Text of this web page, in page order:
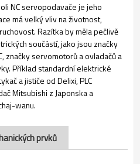
NC servopodavače je jeho
má velký vliv na životnost,
Razítka by měla pečlivě
součástí, jako jsou značky
značky servomotorů a ovladačů a
Příklad standardní elektrické
a jističe od Delixi, PLC
Mitsubishi z Japonska a
wanu.
prvků